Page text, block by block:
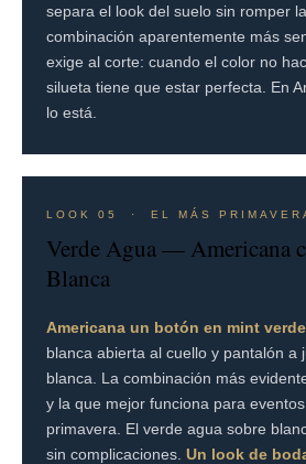
separa el look del suelo sin romper
combinación aparentemente más
exige al corte: cuando el color no
silueta tiene que estar perfecta. En
lo está.
LOOK 05 · EL MÁS
Verde Agua — Americana
Blanca
Americana un botón en mint
blanca abierta al cuello y pantalón a
blanca. La combinación más
y la que mejor funciona para
primavera. El verde agua sobre
sin complicaciones. Un look de